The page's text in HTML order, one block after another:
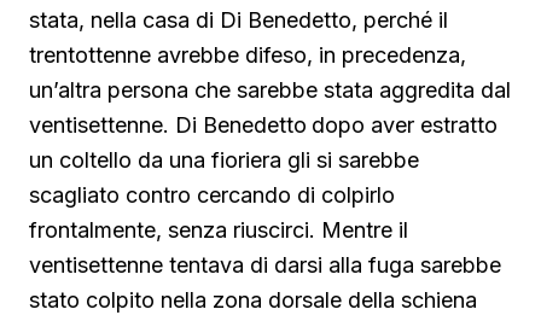
stata, nella casa di Di Benedetto, perché il
trentottenne avrebbe difeso, in precedenza,
un’altra persona che sarebbe stata aggredita dal
ventisettenne. Di Benedetto dopo aver estratto
un coltello da una fioriera gli si sarebbe
scagliato contro cercando di colpirlo
frontalmente, senza riuscirci. Mentre il
ventisettenne tentava di darsi alla fuga sarebbe
stato colpito nella zona dorsale della schiena